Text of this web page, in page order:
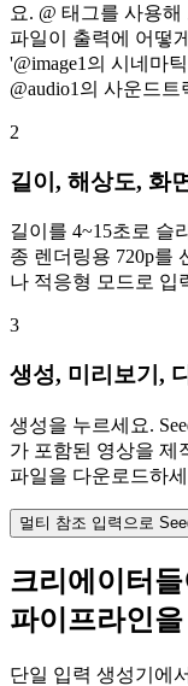
요. @ 태그를 사용해
파일이 출력에 어떻
'@image1의 시네마
@audio1의 사운드트
2
길이, 해상도, 화
길이를 4~15초로 슬
종 렌더링용 720p를
나 적응형 모드로 입
3
생성, 미리보기,
생성을 누르세요.
가 포함된 영상을 제
파일을 다운로드하
멀티 참조 입력으로
크리에이터들
파이프라인
단일 입력 생성기에